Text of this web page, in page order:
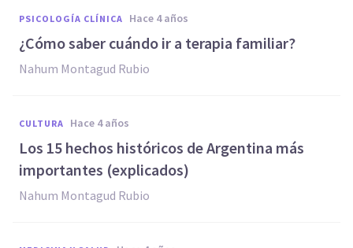
PSICOLOGÍA CLÍNICA hace 4 años
¿Cómo saber cuándo ir a terapia familiar?
Nahum Montagud Rubio
CULTURA hace 4 años
Los 15 hechos históricos de Argentina más
importantes (explicados)
Nahum Montagud Rubio